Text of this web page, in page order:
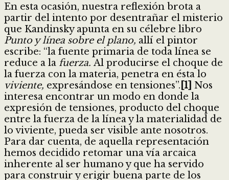
En esta ocasión, nuestra reflexión brota a
partir del intento por desentrañar el misterio
que Kandinsky apunta en su célebre libro
Punto y línea sobre el plano, allí el pintor
escribe: “la fuente primaria de toda línea se
reduce a la fuerza. Al producirse el choque de
la fuerza con la materia, penetra en ésta lo
viviente, expresándose en tensiones”. [1] Nos
interesa encontrar un modo en donde la
expresión de tensiones, producto del choque
entre la fuerza de la línea y la materialidad de
lo viviente, pueda ser visible ante nosotros.
Para dar cuenta, de aquella representación
hemos decidido retomar una vía arcaica
inherente al ser humano y que ha servido
para construir y erigir buena parte de los